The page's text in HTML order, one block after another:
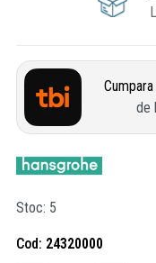
de
Stoc 5
Cod 24320000